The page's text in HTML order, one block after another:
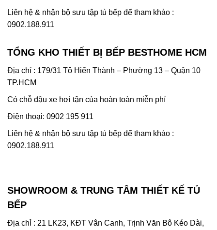
Liên hệ & nhận bộ sưu tập tủ bếp để tham khảo :
0902.188.911
TỔNG KHO THIẾT BỊ BẾP BESTHOME HCM
Địa chỉ : 179/31 Tô Hiến Thành – Phường 13 – Quận 10
TP.HCM
Có chỗ đậu xe hơi tận của hoàn toàn miễn phí
Điện thoại: 0902 195 911
Liên hệ & nhận bộ sưu tập tủ bếp để tham khảo :
0902.188.911
SHOWROOM & TRUNG TÂM THIẾT KẾ TỦ
BẾP
Địa chỉ : 21 LK23, KĐT Vân Canh, Trịnh Văn Bô Kéo Dài,